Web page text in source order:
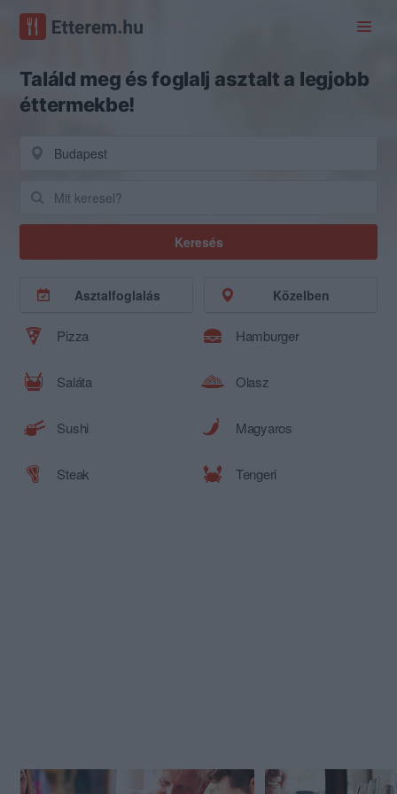
Találd meg és foglalj asztalt a legjobb
éttermekbe!
Keresés
Asztalfoglalás Közelben
Pizza Hamburger
Saláta Olasz
Sushi Magyaros
Steak Tengeri